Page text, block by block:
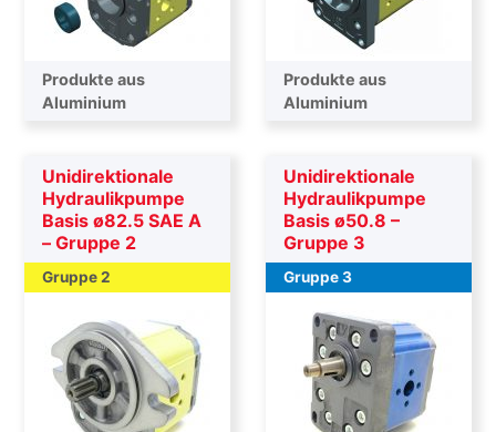
Produkte aus
Aluminium
Produkte aus
Aluminium
Unidirektionale
Hydraulikpumpe
Basis ø82.5 SAE A
– Gruppe 2
Gruppe 2
Unidirektionale
Hydraulikpumpe
Basis ø50.8 –
Gruppe 3
Gruppe 3